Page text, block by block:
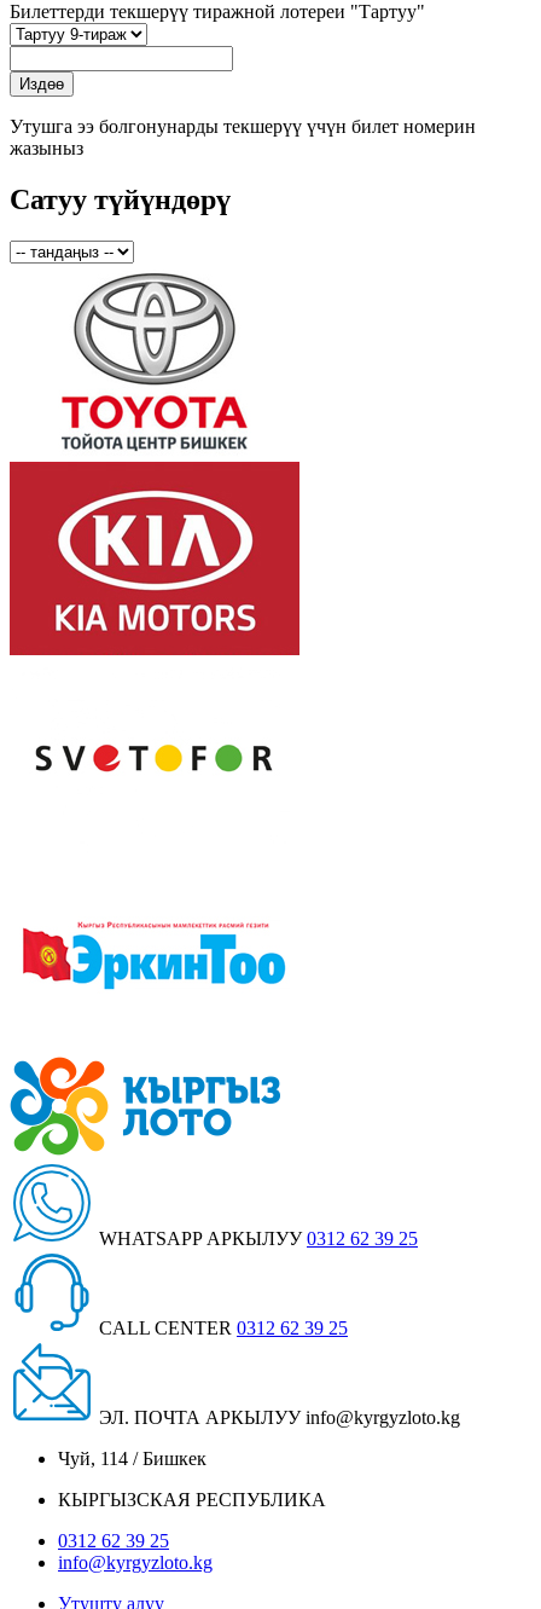
Билеттерди текшерүү тиражной лотереи "Тартуу"
Утушга ээ болгонунарды текшерүү үчүн билет номерин
жазыныз
Сатуу түйүндөрү
WHATSAPP АРКЫЛУУ 0312 62 39 25
CALL CENTER 0312 62 39 25
ЭЛ. ПОЧТА АРКЫЛУУ info@kyrgyzloto.kg
Чуй, 114 / Бишкек
КЫРГЫЗСКАЯ РЕСПУБЛИКА
0312 62 39 25
info@kyrgyzloto.kg
Утушту алуу